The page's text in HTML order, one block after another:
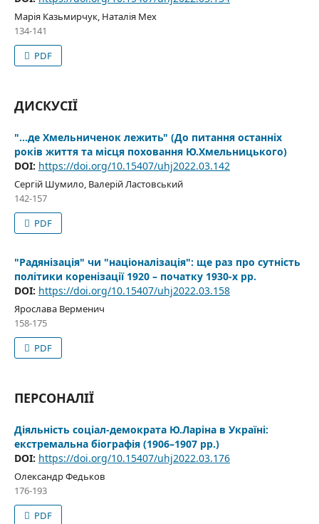
Марія Казьмирчук, Наталія Мех
134-141
PDF
ДИСКУСІЇ
"…де Хмельниченок лежить" (До питання останніх
років життя та місця поховання Ю.Хмельницького)
DOI: https://doi.org/10.15407/uhj2022.03.142
Сергій Шумило, Валерій Ластовський
142-157
PDF
"Радянізація" чи "націоналізація": ще раз про сутність
політики коренізації 1920 – початку 1930-х рр.
DOI: https://doi.org/10.15407/uhj2022.03.158
Ярослава Верменич
158-175
PDF
ПЕРСОНАЛІЇ
Діяльність соціал-демократа Ю.Ларіна в Україні:
екстремальна біографія (1906–1907 рр.)
DOI: https://doi.org/10.15407/uhj2022.03.176
Олександр Федьков
176-193
PDF